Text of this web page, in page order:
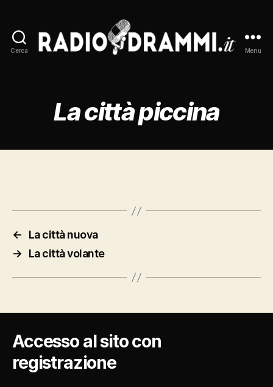
Cerca Menu
La città piccina
←
La città nuova
→
La città volante
Accesso al sito con
registrazione